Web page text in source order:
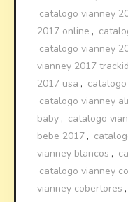
catalogo vianney
2017 online ,
catalogo vianney
vianney 2017
2017 usa ,
catalogo vianney
baby , catalogo
bebe 2017 ,
vianney blancos ,
catalogo vianney
vianney cobertores ,